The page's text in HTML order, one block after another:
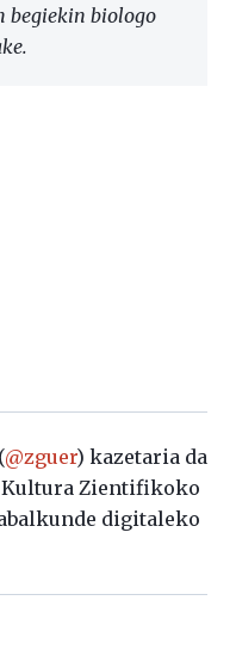
begiekin biologo
@zguer) kazetaria da
Kultura Zientifikoko
digitaleko